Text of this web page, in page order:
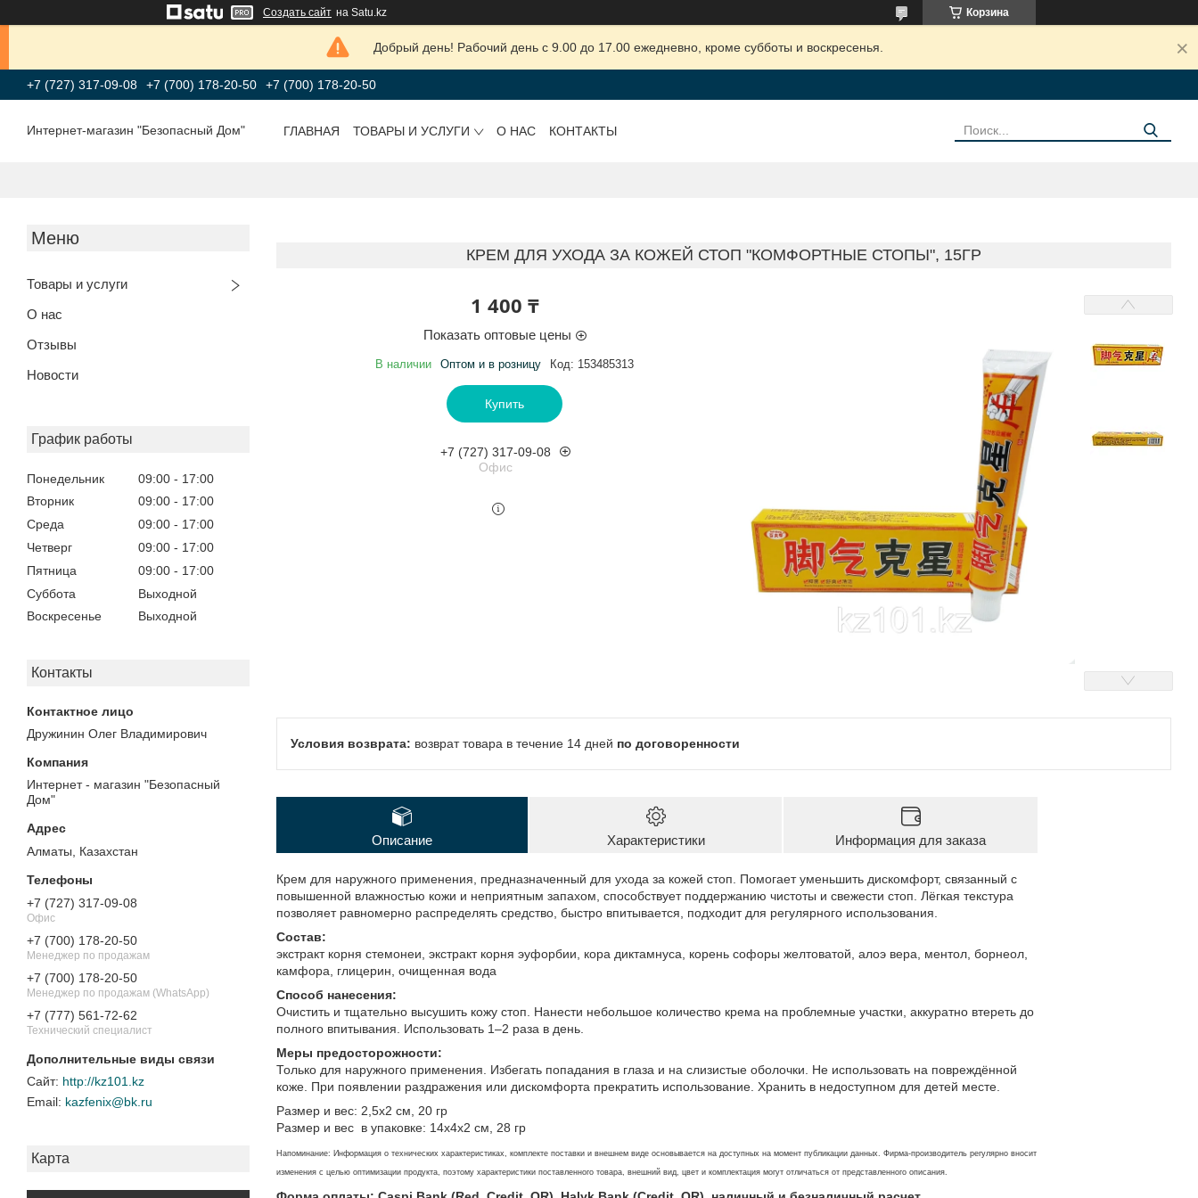
Создать сайт на Satu.kz Корзина
Добрый день! Рабочий день с 9.00 до 17.00 ежедневно, кроме субботы и воскресенья.
+7 (727) 317-09-08 +7 (700) 178-20-50 +7 (700) 178-20-50
Интернет-магазин "Безопасный Дом" ГЛАВНАЯ ТОВАРЫ И УСЛУГИ О НАС КОНТАКТЫ
Товары и услуги
О нас
Отзывы
Новости
График работы
Понедельник 09:00
17:00
Вторник
09:00
17:00
Среда
09:00
17:00
Четверг
09:00
17:00
Пятница
09:00
17:00
Суббота
Выходной
Воскресенье
Выходной
Контакты
Дружинин Олег Владимирович
Интернет - магазин "Безопасный
Дом"
Алматы, Казахстан
+7 (727) 317-09-08
Офис
+7 (700) 178-20-50
Менеджер по продажам
+7 (700) 178-20-50
Менеджер по продажам (WhatsApp)
+7 (777) 561-72-62
Технический специалист
http://kz101.kz
kazfenix@bk.ru
Карта
КРЕМ ДЛЯ УХОДА ЗА КОЖЕЙ СТОП "КОМФОРТНЫЕ СТОПЫ", 15ГР
1 400 ₸
Показать оптовые цены
В наличии Оптом и в розницу Код: 153485313
Купить
+7 (727) 317-09-08
Офис
возврат товара в течение 14 дней по договоренности
Описание Характеристики Информация для заказа
Крем для наружного применения, предназначенный для ухода за кожей стоп. Помогает уменьшить дискомфорт, связанный с
повышенной влажностью кожи и неприятным запахом, способствует поддержанию чистоты и свежести стоп. Лёгкая текстура
позволяет равномерно распределять средство, быстро впитывается, подходит для регулярного использования.
Состав:
экстракт корня стемонеи, экстракт корня эуфорбии, кора диктамнуса, корень софоры желтоватой, алоэ вера, ментол, борнеол,
камфора, глицерин, очищенная вода
Способ нанесения:
Очистить и тщательно высушить кожу стоп. Нанести небольшое количество крема на проблемные участки, аккуратно втереть до
полного впитывания. Использовать 1–2 раза в день.
Меры предосторожности:
Только для наружного применения. Избегать попадания в глаза и на слизистые оболочки. Не использовать на повреждённой
коже. При появлении раздражения или дискомфорта прекратить использование. Хранить в недоступном для детей месте.
Размер и вес: 2,5х2 см, 20 гр
Размер и вес в упаковке: 14х4х2 см, 28 гр
Напоминание: Информация о технических характеристиках, комплекте поставки и внешнем виде основывается на доступных на момент публикации данных. Фирма-производитель регулярно вносит
изменения с целью оптимизации продукта, поэтому характеристики поставленного товара, внешний вид, цвет и комплектация могут отличаться от представленного описания.